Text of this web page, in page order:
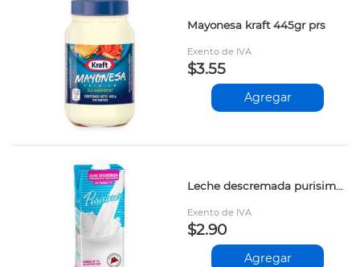
Mayonesa kraft 445gr prs
Exento de IVA
$3.55
Agregar
Leche descremada purisima uht 1lt
Exento de IVA
$2.90
Agregar